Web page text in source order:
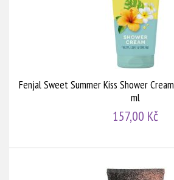
Fenjal Sweet Summer Kiss Shower
ml
157,00 Kč